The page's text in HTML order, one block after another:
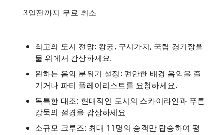
3일전까지 무료 취소
최고의 도시 전망: 왕궁, 구시가지, 국립 경기장을
물 위에서 감상하세요.
원하는 음악 분위기 설정: 편안한 배경 음악을 즐
기거나 파티 플레이리스트를 요청하세요.
독특한 대조: 현대적인 도시의 스카이라인과 푸른
강둑의 절경을 감상하세요
소규모 크루즈: 최대 11명의 승객만 탑승하여 평